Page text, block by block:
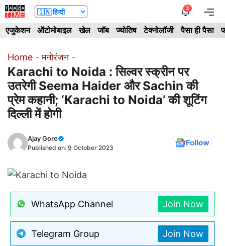
Skip
to
content
3
एजुकेशन ऑटोमोबाइल खेल जॉब ज्योतिष टेक्नोलॉजी पैसा ही पैसा
Home -मनोरंजन-
Karachi to Noida : सिल्वर स्क्रीन पर
उतरेगी Seema Haider और Sachin की
प्रेम कहानी; ‘Karachi to Noida’ की शूटिंग
दिल्ली में होगी
Ajay Gore
Published on: 9 October 2023 Follow
WhatsApp Channel Join Now
Telegram Group Join Now